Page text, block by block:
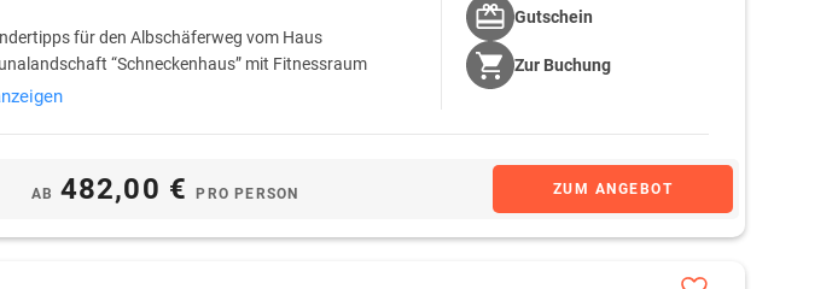
für den Albschäferweg vom Haus
“Schneckenhaus” mit Fitnessraum
AB 482,00 €PRO PERSON ZUM ANGEBOT
Gutschein
Zur Buchung